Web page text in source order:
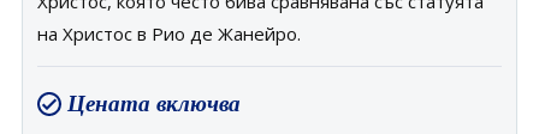
на Христос в Рио де Жанейро.
Цената включва